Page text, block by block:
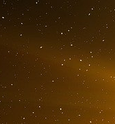
déjà
de l’énergie
l’énergie
énergétiques
des prix de
faillites